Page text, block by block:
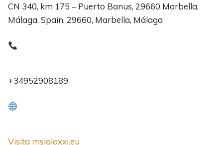
CN 340, km 175 – Puerto Banus, 29660 Marbella,
Málaga, Spain, 29660, Marbella, Málaga
+34952908189
Visita msigloxxi.eu